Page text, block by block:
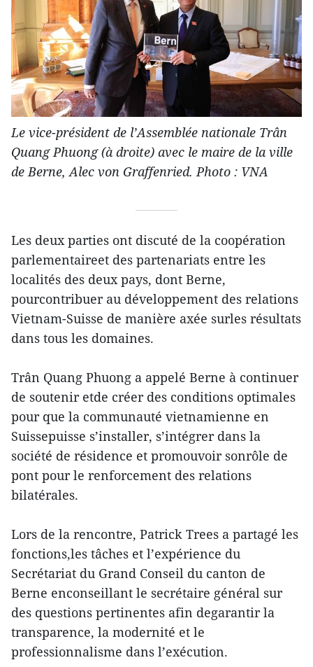
Le vice-président de l’Assemblée nationale Trân
Quang Phuong (à droite) avec le maire de la ville
de Berne, Alec von Graffenried. Photo : VNA
Les deux parties ont discuté de la coopération
parlementaireet des partenariats entre les
localités des deux pays, dont Berne,
pourcontribuer au développement des relations
Vietnam-Suisse de manière axée surles résultats
dans tous les domaines.
Trân Quang Phuong a appelé Berne à continuer
de soutenir etde créer des conditions optimales
pour que la communauté vietnamienne en
Suissepuisse s’installer, s’intégrer dans la
société de résidence et promouvoir sonrôle de
pont pour le renforcement des relations
bilatérales.
Lors de la rencontre, Patrick Trees a partagé les
fonctions,les tâches et l’expérience du
Secrétariat du Grand Conseil du canton de
Berne enconseillant le secrétaire général sur
des questions pertinentes afin degarantir la
transparence, la modernité et le
professionnalisme dans l’exécution.